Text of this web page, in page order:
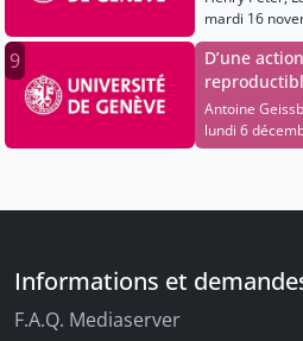
Theodora
Pfammatter
mardi 16
9
D’une
Antoine
Charles-Henry
Benski,
lundi 6
Informations et
F.A.Q. Mediaserver